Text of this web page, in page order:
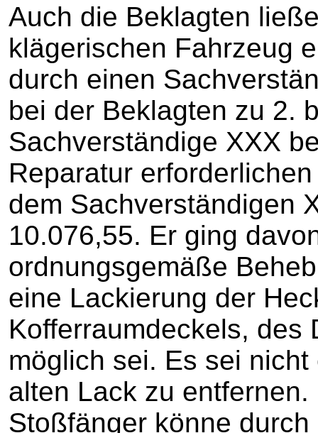
Auch die Beklagten
klägerischen Fahrzeug
durch einen
bei der Beklagten zu 2.
Sachverständige XXX
Reparatur
dem Sachverständigen
10.076,55. Er ging
ordnungsgemäße
eine Lackierung der
Kofferraumdeckels, des
möglich sei. Es sei
alten Lack zu
Stoßfänger könne